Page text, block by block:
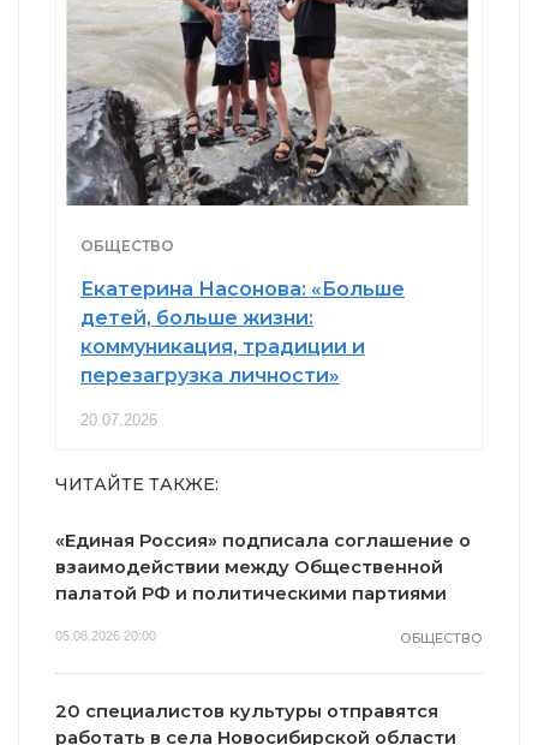
ОБЩЕСТВО
Екатерина Насонова: «Больше
детей, больше жизни:
коммуникация, традиции и
перезагрузка личности»
20.07.2026
ЧИТАЙТЕ ТАКЖЕ:
«Единая Россия» подписала соглашение о
взаимодействии между Общественной
палатой РФ и политическими партиями
05.08.2026 20:00 ОБЩЕСТВО
20 специалистов культуры отправятся
работать в села Новосибирской области